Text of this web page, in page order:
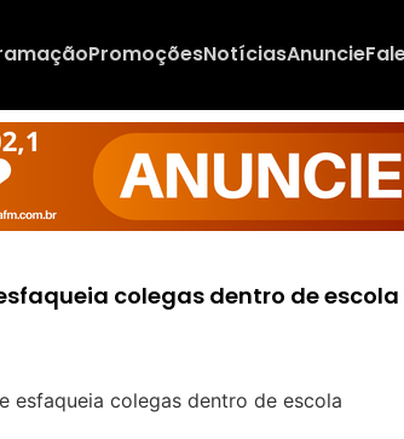
PromoçõesNotíciasAnuncie
colegas dentro de escola